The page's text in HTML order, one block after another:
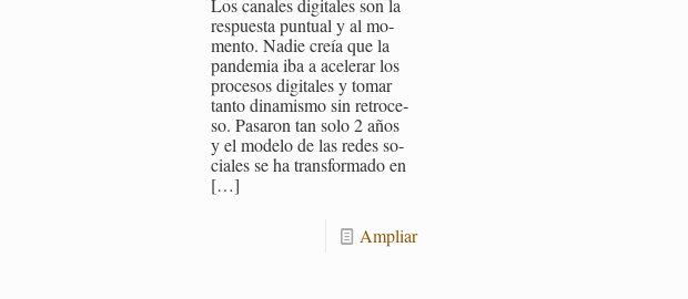
Los ca­na­les di­gi­ta­les son la
res­pues­ta pun­tual y al mo­
men­to. Nadie creía que la
pan­de­mia iba a ace­le­rar los
pro­ce­sos di­gi­ta­les y tomar
tanto di­na­mis­mo sin re­tro­ce­
so. Pa­sa­ron tan solo 2 años
y el mo­de­lo de las redes so­
cia­les se ha trans­for­ma­do en
[…]
Am­pliar